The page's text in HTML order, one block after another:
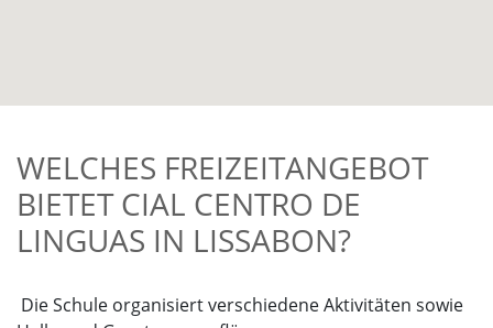
WELCHES FREIZEITANGEBOT
BIETET CIAL CENTRO DE
LINGUAS IN LISSABON?
Die Schule organisiert verschiedene Aktivitäten sowie